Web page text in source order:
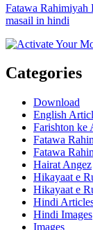
Categories
Fatawa Rahimiyah
masail in hindi
Categories
Download
English
Farishton ke
Fatawa
Fatawa
Hairat Angez
Hikayaat e
Hikayaat e
Hindi
Hindi Images
Images